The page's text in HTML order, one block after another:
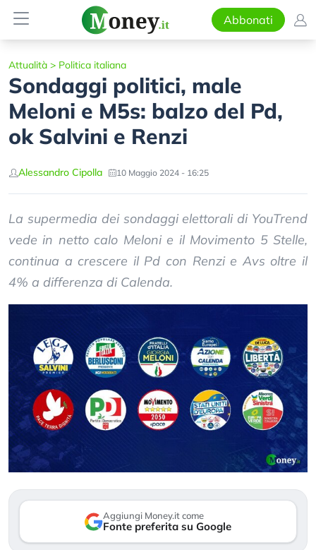
Abbonati
Attualità > Politica italiana
Sondaggi politici, male
Meloni e M5s: balzo del Pd,
ok Salvini e Renzi
Alessandro Cipolla 10 Maggio 2024 - 16:25
La supermedia dei sondaggi elettorali di YouTrend
vede in netto calo Meloni e il Movimento 5 Stelle,
continua a crescere il Pd con Renzi e Avs oltre il
4% a differenza di Calenda.
Aggiungi Money.it come
Fonte preferita su Google